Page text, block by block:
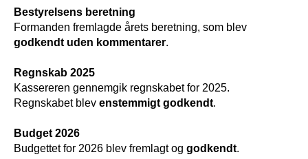
Bestyrelsens beretning
Formanden fremlagde årets beretning, som blev
godkendt uden kommentarer.
Regnskab 2025
Kassereren gennemgik regnskabet for 2025.
Regnskabet blev enstemmigt godkendt.
Budget 2026
Budgettet for 2026 blev fremlagt og godkendt.